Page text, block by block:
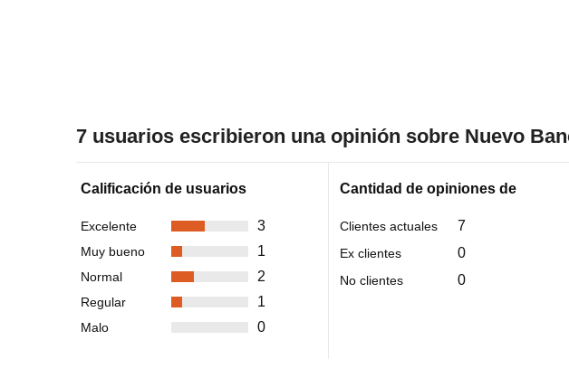
7 usuarios escribieron una opinión sobre Nuevo
Calificación de usuarios
Excelente 3
Muy bueno 1
Normal 2
Regular 1
Malo 0
Cantidad de opiniones de
Clientes actuales 7
Ex clientes 0
No clientes 0